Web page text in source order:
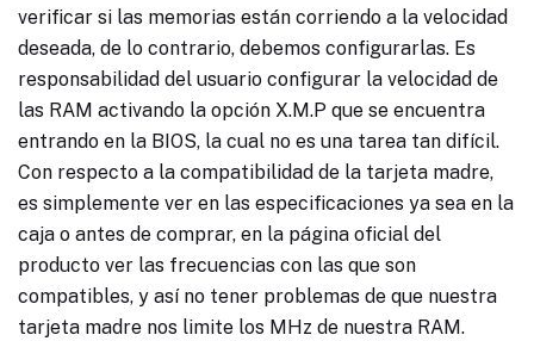
verificar si las memorias están corriendo a la velocidad
deseada, de lo contrario, debemos configurarlas. Es
responsabilidad del usuario configurar la velocidad de
las RAM activando la opción X.M.P que se encuentra
entrando en la BIOS, la cual no es una tarea tan difícil.
Con respecto a la compatibilidad de la tarjeta madre,
es simplemente ver en las especificaciones ya sea en la
caja o antes de comprar, en la página oficial del
producto ver las frecuencias con las que son
compatibles, y así no tener problemas de que nuestra
tarjeta madre nos limite los MHz de nuestra RAM.